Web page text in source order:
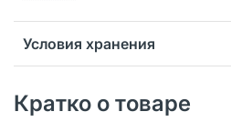
Условия хранения
Кратко о товаре